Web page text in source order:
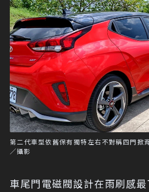
第二代車型依舊保有獨特左右不對稱四門掀
／攝影
車尾門電磁閥設計在雨刷感